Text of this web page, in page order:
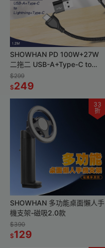
SHOWHAN PD 100W+27W
二拖二 USB-A+Type-C to
Lightning+Type-C充電線
$299
$249
33
折
SHOWHAN 多功能桌面懶人手
機支架-磁吸2.0款
$390
$129